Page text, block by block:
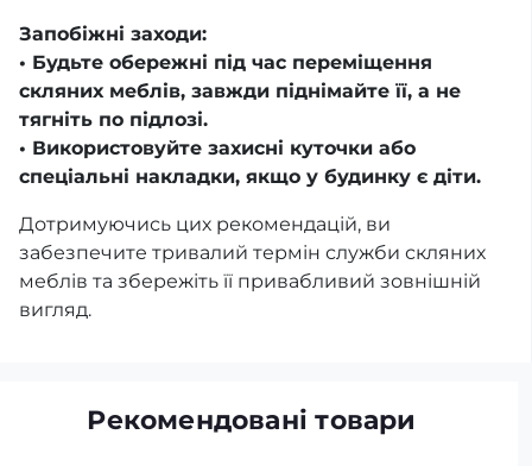
Запобіжні заходи:
• Будьте обережні під час переміщення
скляних меблів, завжди піднімайте її, а не
тягніть по підлозі.
• Використовуйте захисні куточки або
спеціальні накладки, якщо у будинку є діти.
Дотримуючись цих рекомендацій, ви
забезпечите тривалий термін служби скляних
меблів та збережіть її привабливий зовнішній
вигляд.
Рекомендовані товари